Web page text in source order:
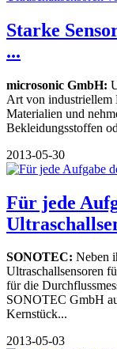
Starke
...
microsonic GmbH:
Art von industriellem
Materialien und
Bekleidungsstoffen
2013-05-30
Für jede
SONOTEC: Neben
Ultraschallsensoren
für die
SONOTEC GmbH
Kernstück...
2013-05-03